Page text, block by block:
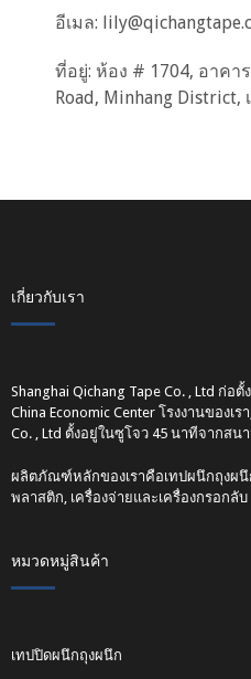
อีเมล:
ที่อยู่: ห้อง # 1704, อาคา
Road, Minhang District,
เกี่ยวกับเรา
Shanghai Qichang Tape Co. , Ltd ก่อ
China Economic Center โรงงานของเ
Co. , Ltd ตั้งอยู่ในซูโจว 45 นาทีจากส
ผลิตภัณฑ์หลักของเราคือเทปผนึกถุงผนึ
พลาสติก, เครื่องจ่ายและเครื่องกรอกลับ
หมวดหมู่สินค้า
เทปปิดผนึกถุงผนึก